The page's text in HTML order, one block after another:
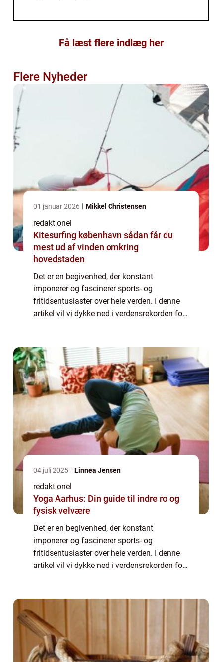
Få læst flere indlæg her
Flere Nyheder
01 januar 2026 Mikkel Christensen
redaktionel
Kitesurfing københavn sådan får du
mest ud af vinden omkring
hovedstaden
Det er en begivenhed, der konstant
imponerer og fascinerer sports- og
fritidsentusiaster over hele verden. I denne
artikel vil vi dykke ned i verdensrekorden for
verdensr...
04 juli 2025 Linnea Jensen
redaktionel
Yoga Aarhus: Din guide til indre ro og
fysisk velvære
Det er en begivenhed, der konstant
imponerer og fascinerer sports- og
fritidsentusiaster over hele verden. I denne
artikel vil vi dykke ned i verdensrekorden for